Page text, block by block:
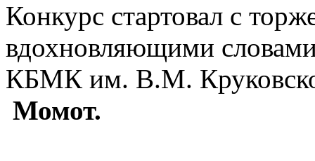
Конкурс стартовал с
вдохновляющими
КБМК им. В.М.
Момот.